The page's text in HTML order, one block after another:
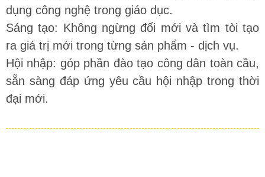
dụng công nghệ trong giáo dục.
Sáng tạo: Không ngừng đổi mới và tìm tòi tạo
ra giá trị mới trong từng sản phẩm - dịch vụ.
Hội nhập: góp phần đào tạo công dân toàn cầu,
sẵn sàng đáp ứng yêu cầu hội nhập trong thời
đại mới.